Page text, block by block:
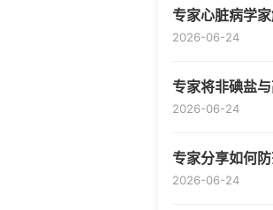
专家心脏病学
2026-06-24
专家将非碘盐
2026-06-24
专家分享如何
2026-06-24